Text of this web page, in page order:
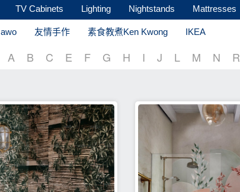
TV Cabinets Lighting Nightstands Mattresses
awo 友情手作 素食教煮Ken Kwong IKEA
A B C E F G H I J L M N R